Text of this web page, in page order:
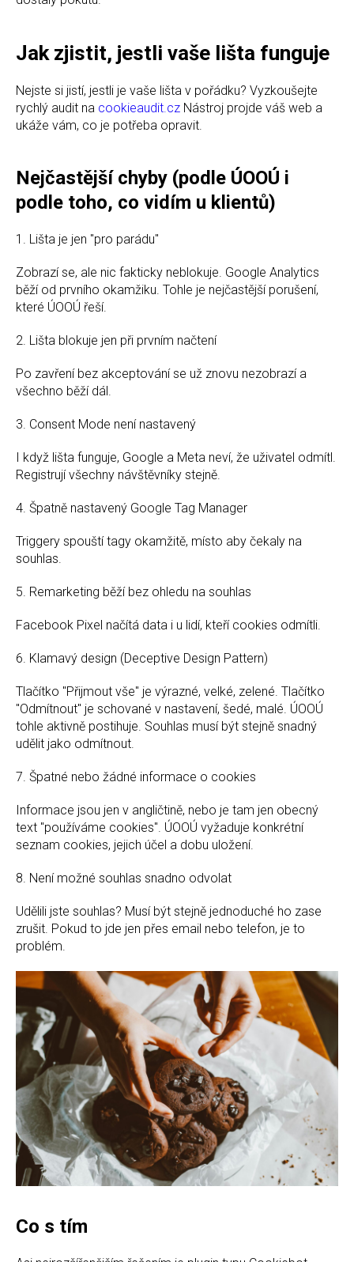
Jak zjistit, jestli vaše lišta funguje
Nejste si jistí, jestli je vaše lišta v pořádku? Vyzkoušejte
rychlý audit na cookieaudit.cz Nástroj projde váš web a
ukáže vám, co je potřeba opravit.
Nejčastější chyby (podle ÚOOÚ i
podle toho, co vidím u klientů)
1. Lišta je jen "pro parádu"
Zobrazí se, ale nic fakticky neblokuje. Google Analytics
běží od prvního okamžiku. Tohle je nejčastější porušení,
které ÚOOÚ řeší.
2. Lišta blokuje jen při prvním načtení
Po zavření bez akceptování se už znovu nezobrazí a
všechno běží dál.
3. Consent Mode není nastavený
I když lišta funguje, Google a Meta neví, že uživatel odmítl.
Registrují všechny návštěvníky stejně.
4. Špatně nastavený Google Tag Manager
Triggery spouští tagy okamžitě, místo aby čekaly na
souhlas.
5. Remarketing běží bez ohledu na souhlas
Facebook Pixel načítá data i u lidí, kteří cookies odmítli.
6. Klamavý design (Deceptive Design Pattern)
Tlačítko "Přijmout vše" je výrazné, velké, zelené. Tlačítko
"Odmítnout" je schované v nastavení, šedé, malé. ÚOOÚ
tohle aktivně postihuje. Souhlas musí být stejně snadný
udělit jako odmítnout.
7. Špatné nebo žádné informace o cookies
Informace jsou jen v angličtině, nebo je tam jen obecný
text "používáme cookies". ÚOOÚ vyžaduje konkrétní
seznam cookies, jejich účel a dobu uložení.
8. Není možné souhlas snadno odvolat
Udělili jste souhlas? Musí být stejně jednoduché ho zase
zrušit. Pokud to jde jen přes email nebo telefon, je to
problém.
Co s tím